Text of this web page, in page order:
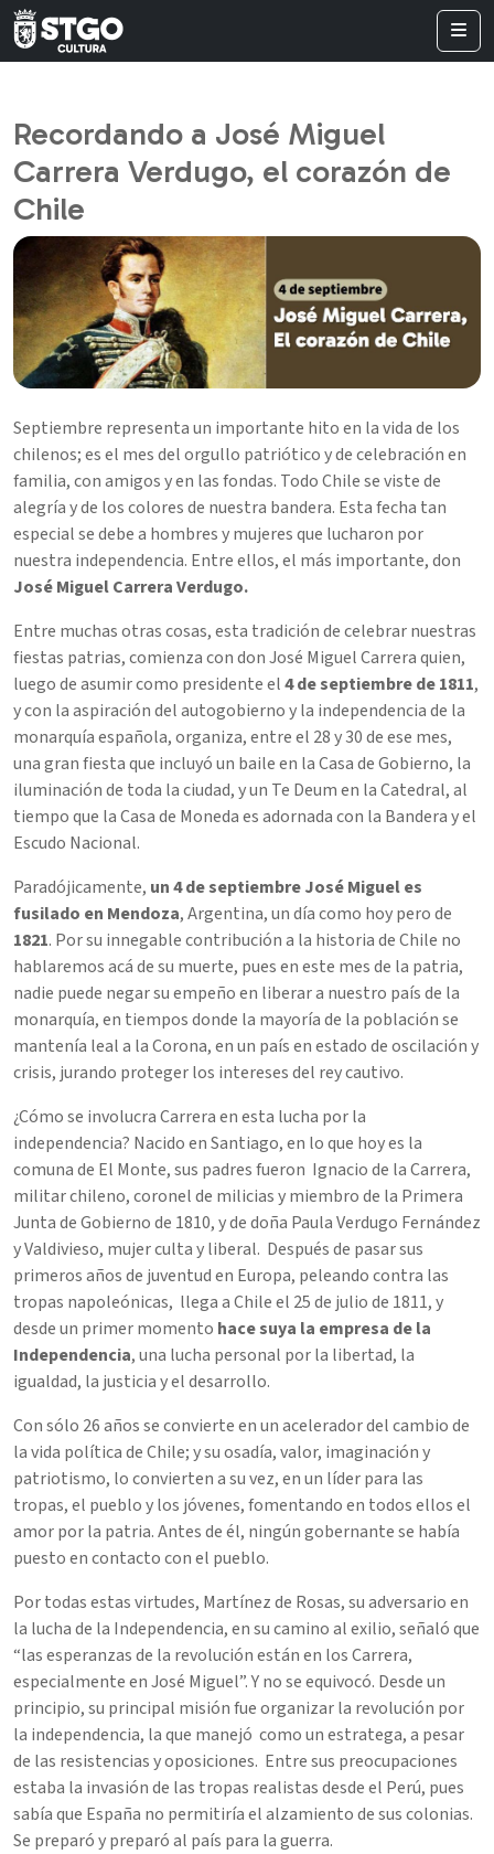
Recordando a José Miguel
Carrera Verdugo, el corazón de
Chile
Septiembre representa un importante hito en la vida de los
chilenos; es el mes del orgullo patriótico y de celebración en
familia, con amigos y en las fondas. Todo Chile se viste de
alegría y de los colores de nuestra bandera. Esta fecha tan
especial se debe a hombres y mujeres que lucharon por
nuestra independencia. Entre ellos, el más importante, don
José Miguel Carrera Verdugo.
Entre muchas otras cosas, esta tradición de celebrar nuestras
fiestas patrias, comienza con don José Miguel Carrera quien,
luego de asumir como presidente el4 de septiembre de 1811,
y con la aspiración del autogobierno y la independencia de la
monarquía española, organiza, entre el 28 y 30 de ese mes,
una gran fiesta que incluyó un baile en la Casa de Gobierno, la
iluminación de toda la ciudad, y un Te Deum en la Catedral, al
tiempo que la Casa de Moneda es adornada con la Bandera y el
Escudo Nacional.
Paradójicamente, un 4 de septiembre José Miguel es
fusilado en Mendoza, Argentina, un día como hoy pero de
1821. Por su innegable contribución a la historia de Chile no
hablaremos acá de su muerte, pues en este mes de la patria,
nadie puede negar su empeño en liberar a nuestro país de la
monarquía, en tiempos donde la mayoría de la población se
mantenía leal a la Corona, en un país en estado de oscilación y
crisis, jurando proteger los intereses del rey cautivo.
¿Cómo se involucra Carrera en esta lucha por la
independencia? Nacido en Santiago, en lo que hoy es la
comuna de El Monte, sus padres fueron Ignacio de la Carrera,
militar chileno, coronel de milicias y miembro de la Primera
Junta de Gobierno de 1810, y de doña Paula Verdugo Fernández
y Valdivieso, mujer culta y liberal. Después de pasar sus
primeros años de juventud en Europa, peleando contra las
tropas napoleónicas, llega a Chile el 25 de julio de 1811, y
desde un primer momento hace suya la empresa de la
Independencia, una lucha personal por la libertad, la
igualdad, la justicia y el desarrollo.
Con sólo 26 años se convierte en un acelerador del cambio de
la vida política de Chile; y su osadía, valor, imaginación y
patriotismo, lo convierten a su vez, en un líder para las
tropas, el pueblo y los jóvenes, fomentando en todos ellos el
amor por la patria. Antes de él, ningún gobernante se había
puesto en contacto con el pueblo.
Por todas estas virtudes, Martínez de Rosas, su adversario en
la lucha de la Independencia, en su camino al exilio, señaló que
“las esperanzas de la revolución están en los Carrera,
especialmente en José Miguel”. Y no se equivocó. Desde un
principio, su principal misión fue organizar la revolución por
la independencia, la que manejó como un estratega, a pesar
de las resistencias y oposiciones. Entre sus preocupaciones
estaba la invasión de las tropas realistas desde el Perú, pues
sabía que España no permitiría el alzamiento de sus colonias.
Se preparó y preparó al país para la guerra.